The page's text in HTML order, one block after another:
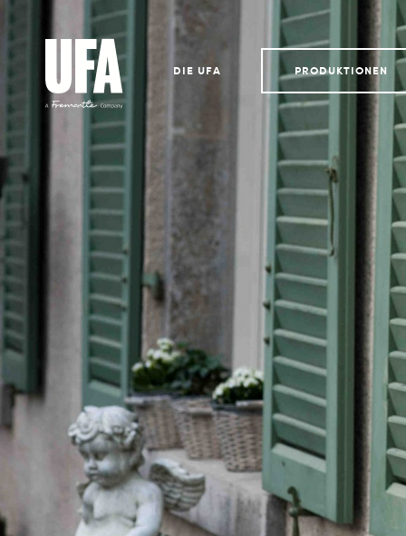
DIE UFA PRODUKTIONEN